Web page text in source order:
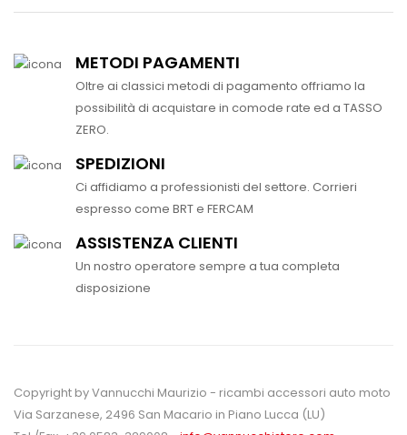
METODI PAGAMENTI
Oltre ai classici metodi di pagamento offriamo la
possibilità di acquistare in comode rate ed a TASSO
ZERO.
SPEDIZIONI
Ci affidiamo a professionisti del settore. Corrieri
espresso come BRT e FERCAM
ASSISTENZA CLIENTI
Un nostro operatore sempre a tua completa
disposizione
Copyright by Vannucchi Maurizio - ricambi accessori auto moto
Via Sarzanese, 2496 San Macario in Piano Lucca (LU)